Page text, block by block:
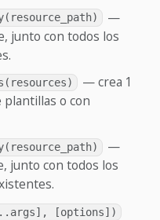
—
junto con todos los
— crea 1
plantillas o con
—
junto con todos los
[options])